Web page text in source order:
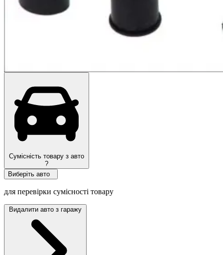
Сумісність товару з авто
?
Виберіть авто
для перевірки сумісності товару
Видалити авто з гаражу